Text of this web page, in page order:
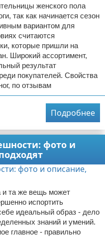
женского пола
так как начинается сезон
вариантом для
считаются
которые пришли на
Широкий ассортимент,
результат
покупателей. Свойства
по отзывам
Подробнее
фото и
и та же вещь может
испортить
идеальный образ - дело
знаний и умений.
главное - правильно